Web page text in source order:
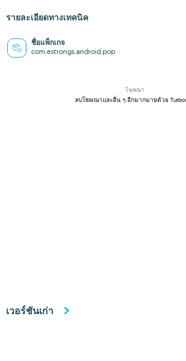
รายละเอียดทางเทคนิค
ชื่อแพ็กเกจ
com.estrongs.android.pop
โฆษณา
ลบโฆษณาและอื่น ๆ อีกมากมายด้วย Turbo
เวอร์ชันเก่า